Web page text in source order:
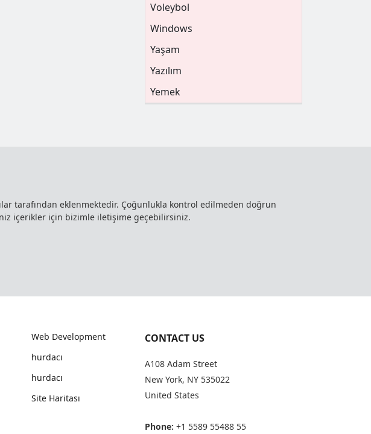
Voleybol
Windows
Yaşam
Yazılım
Yemek
tarafından eklenmektedir. Çoğunlukla kontrol edilmeden doğrun
içerikler için bizimle iletişime geçebilirsiniz.
Web Development
hurdacı
hurdacı
Site Haritası
CONTACT US
A108 Adam Street
New York, NY 535022
United States
Phone: +1 5589 55488 55